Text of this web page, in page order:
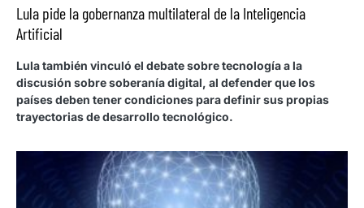
Lula pide la gobernanza multilateral de la Inteligencia
Artificial
Lula también vinculó el debate sobre tecnología a la
discusión sobre soberanía digital, al defender que los
países deben tener condiciones para definir sus propias
trayectorias de desarrollo tecnológico.